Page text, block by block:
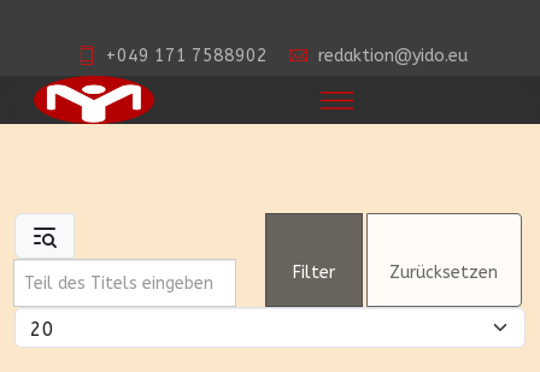
+049 171 7588902 redaktion@yido.eu
Teil des Titels eingeben
Filter Zurücksetzen
Anzeige #